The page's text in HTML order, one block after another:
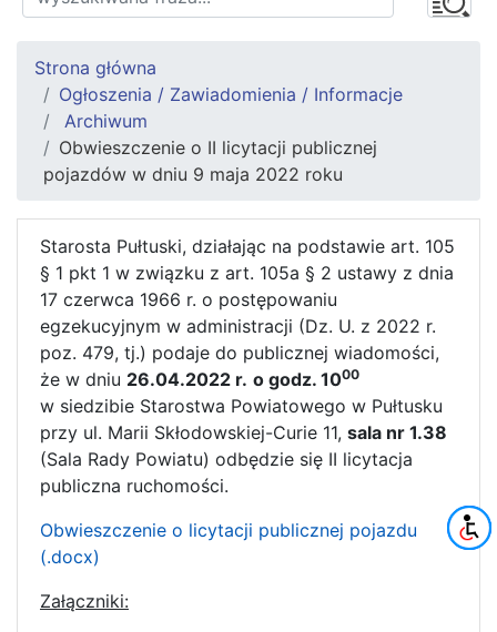
Strona główna
Ogłoszenia / Zawiadomienia / Informacje
Archiwum
Obwieszczenie o II licytacji publicznej
pojazdów w dniu 9 maja 2022 roku
Starosta Pułtuski, działając na podstawie art. 105
§ 1 pkt 1 w związku z art. 105a § 2 ustawy z dnia
17 czerwca 1966 r. o postępowaniu
egzekucyjnym w administracji (Dz. U. z 2022 r.
poz. 479, tj.) podaje do publicznej wiadomości,
że w dniu 26.04.2022 r. o godz. 1000
w siedzibie Starostwa Powiatowego w Pułtusku
przy ul. Marii Skłodowskiej-Curie 11, sala nr 1.38
(Sala Rady Powiatu) odbędzie się II licytacja
publiczna ruchomości.
Obwieszczenie o licytacji publicznej pojazdu
(.docx)
Załączniki: